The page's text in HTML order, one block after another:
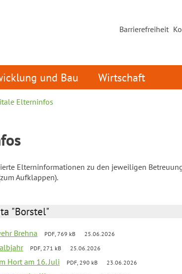
Barrierefreiheit
und Bau Wirtschaft
Elterninfos
Elterninformationen zu den jeweiligen
Aufklappen).
"Borstel"
Brehna PDF, 769 kB 25.06.2026
PDF, 271 kB 25.06.2026
Hort am 16. Juli PDF, 290 kB 23.06.2026